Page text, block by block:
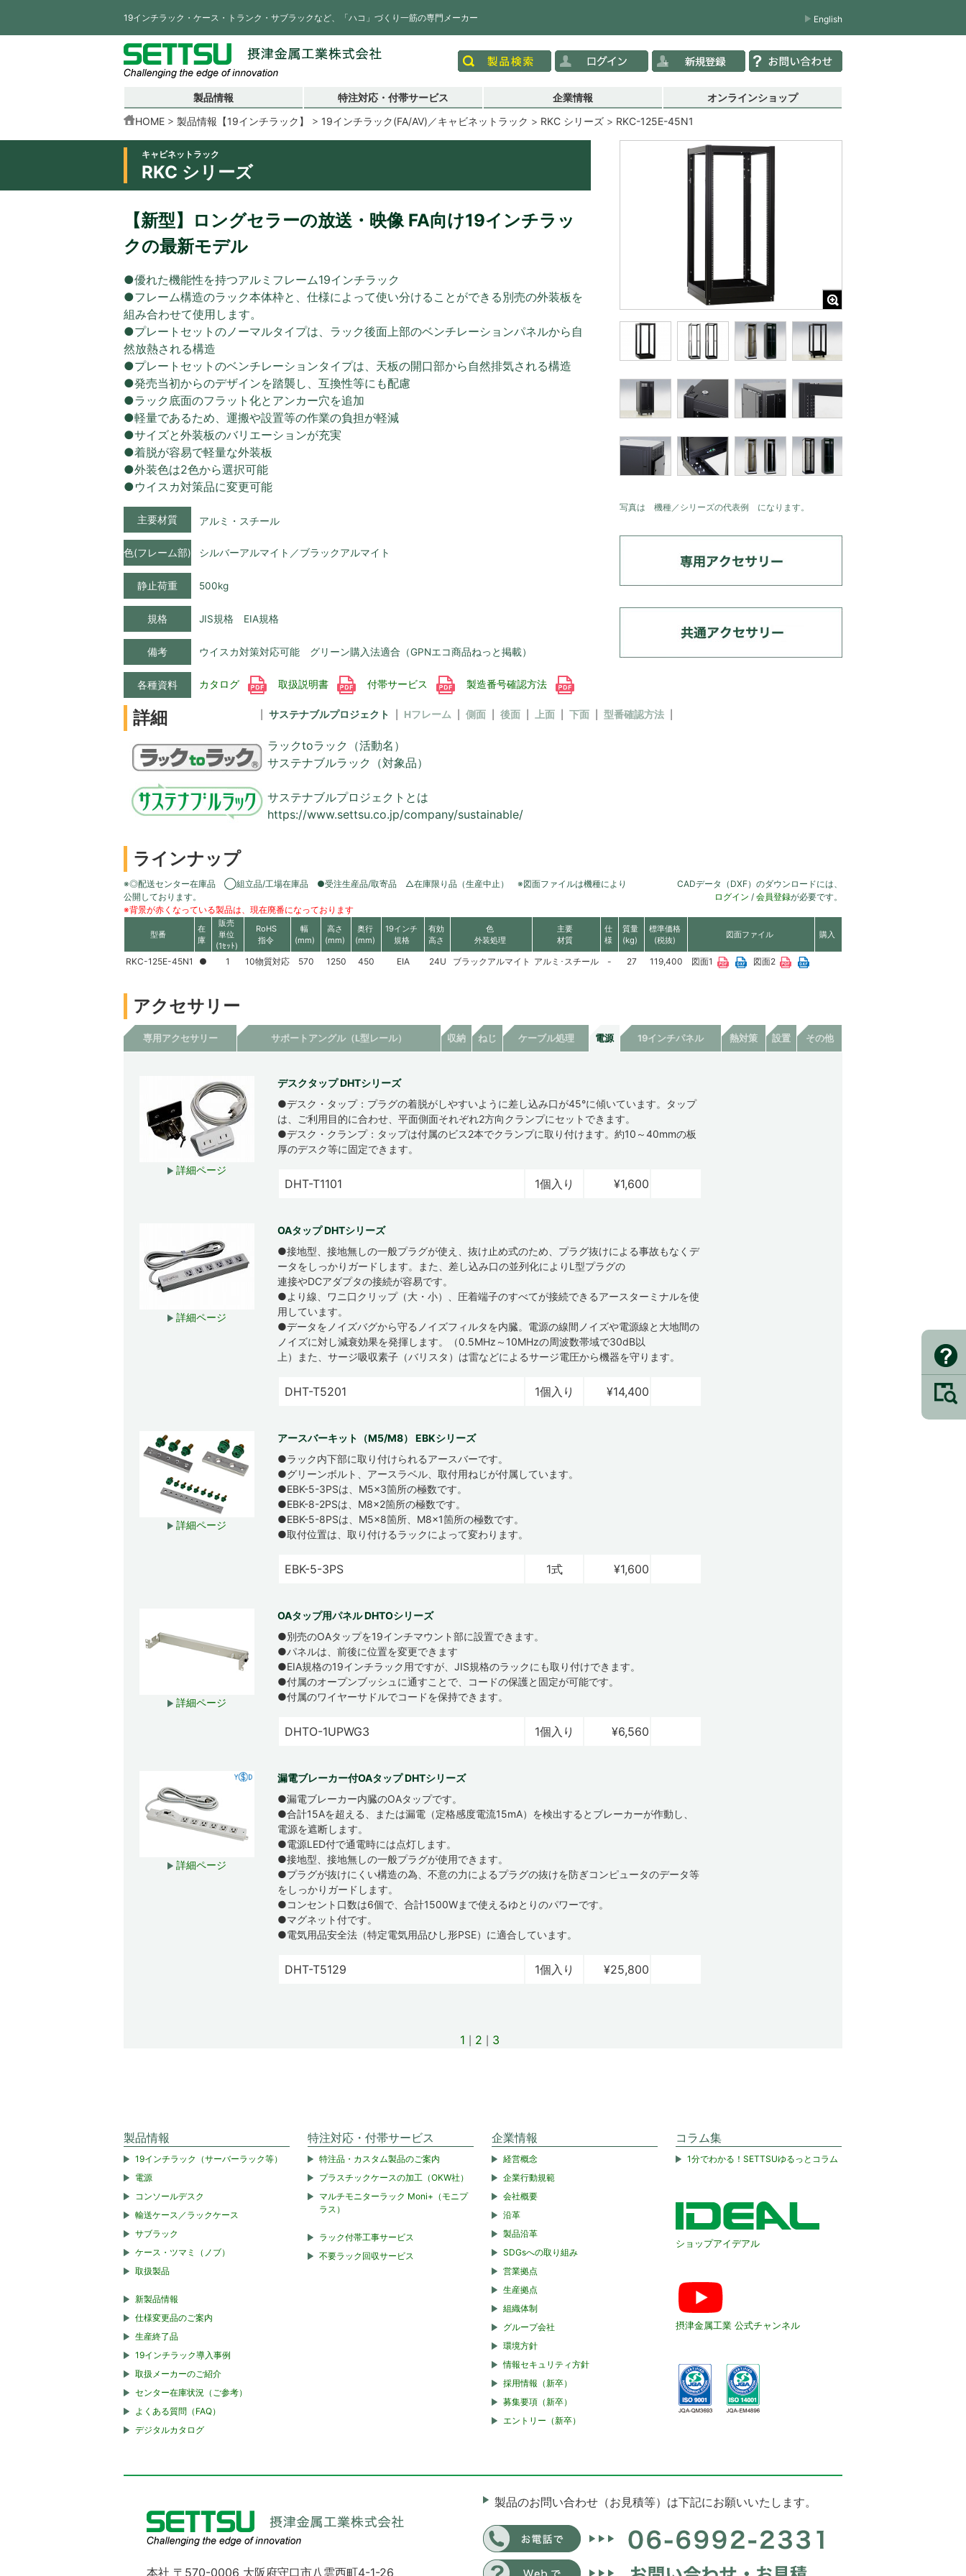
19インチラック・ケース・トランク・サブラックなど、「ハコ」づくり一筋の専門メーカー English
製品情報 特注対応・付帯サービス 企業情報 オンラインショップ
HOME 製品情報【19インチラック】 19インチラック(FA/AV)／キャビネットラック RKC シリーズ RKC-125E-45N1
キャビネットラック
RKC シリーズ
【新型】ロングセラーの放送・映像 FA向け19インチラッ
クの最新モデル
●優れた機能性を持つアルミフレーム19インチラック
●フレーム構造のラック本体枠と、仕様によって使い分けることができる別売の外装板を
組み合わせて使用します。
●プレートセットのノーマルタイプは、ラック後面上部のベンチレーションパネルから自
然放熱される構造
●プレートセットのベンチレーションタイプは、天板の開口部から自然排気される構造
●発売当初からのデザインを踏襲し、互換性等にも配慮
●ラック底面のフラット化とアンカー穴を追加
●軽量であるため、運搬や設置等の作業の負担が軽減
●サイズと外装板のバリエーションが充実
●着脱が容易で軽量な外装板
●外装色は2色から選択可能
●ウイスカ対策品に変更可能
主要材質 アルミ・スチール
色(フレーム部) シルバーアルマイト／ブラックアルマイト
静止荷重 500kg
規格 JIS規格 EIA規格
備考 ウイスカ対策対応可能 グリーン購入法適合（GPNエコ商品ねっと掲載）
各種資料 カタログ 取扱説明書 付帯サービス 製造番号確認方法
写真は 機種／シリーズの代表例 になります。
詳細 サステナブルプロジェクト Hフレーム 側面 後面 上面 下面 型番確認方法
ラックtoラック（活動名）
サステナブルラック（対象品）
サステナブルプロジェクトとは
https://www.settsu.co.jp/company/sustainable/
ラインナップ
※◎配送センター在庫品 ◯組立品/工場在庫品 ●受注生産品/取寄品 △在庫限り品（生産中止） ※図面ファイルは機種により
公開しております。
※背景が赤くなっている製品は、現在廃番になっております
CADデータ（DXF）のダウンロードには、
ログイン / 会員登録が必要です。
型番
在
庫
販売
単位
(1ｾｯﾄ)
RoHS
指令
幅
(mm)
高さ
(mm)
奥行
(mm)
19インチ
規格
有効
高さ
色
外装処理
主要
材質
仕
様
質量
(kg)
標準価格
(税抜)
図面ファイル 購入
RKC-125E-45N1 ● 1 10物質対応 570 1250 450 EIA 24U ブラックアルマイト アルミ･スチール - 27 119,400 図面1 図面2
アクセサリー
専用アクセサリー サポートアングル（L型レール） 収納 ねじ ケーブル処理 電源 19インチパネル 熱対策 設置 その他
詳細ページ
デスクタップ DHTシリーズ
●デスク・タップ：プラグの着脱がしやすいように差し込み口が45°に傾いています。タップ
は、ご利用目的に合わせ、平面側面それぞれ2方向クランプにセットできます。
●デスク・クランプ：タップは付属のビス2本でクランプに取り付けます。約10～40mmの板
厚のデスク等に固定できます。
DHT-T1101 1個入り ¥1,600
詳細ページ
OAタップ DHTシリーズ
●接地型、接地無しの一般プラグが使え、抜け止め式のため、プラグ抜けによる事故もなくデ
ータをしっかりガードします。また、差し込み口の並列化によりL型プラグの
連接やDCアダプタの接続が容易です。
●より線、ワニ口クリップ（大・小）、圧着端子のすべてが接続できるアースターミナルを使
用しています。
●データをノイズバグから守るノイズフィルタを内臓。電源の線間ノイズや電源線と大地間の
ノイズに対し減衰効果を発揮します。（0.5MHz～10MHzの周波数帯域で30dB以
上）また、サージ吸収素子（バリスタ）は雷などによるサージ電圧から機器を守ります。
DHT-T5201 1個入り ¥14,400
詳細ページ
アースバーキット（M5/M8） EBKシリーズ
●ラック内下部に取り付けられるアースバーです。
●グリーンボルト、アースラベル、取付用ねじが付属しています。
●EBK-5-3PSは、M5×3箇所の極数です。
●EBK-8-2PSは、M8×2箇所の極数です。
●EBK-5-8PSは、M5×8箇所、M8×1箇所の極数です。
●取付位置は、取り付けるラックによって変わります。
EBK-5-3PS 1式 ¥1,600
詳細ページ
OAタップ用パネル DHTOシリーズ
●別売のOAタップを19インチマウント部に設置できます。
●パネルは、前後に位置を変更できます
●EIA規格の19インチラック用ですが、JIS規格のラックにも取り付けできます。
●付属のオープンブッシュに通すことで、コードの保護と固定が可能です。
●付属のワイヤーサドルでコードを保持できます。
DHTO-1UPWG3 1個入り ¥6,560
詳細ページ
漏電ブレーカー付OAタップ DHTシリーズ
●漏電ブレーカー内臓のOAタップです。
●合計15Aを超える、または漏電（定格感度電流15mA）を検出するとブレーカーが作動し、
電源を遮断します。
●電源LED付で通電時には点灯します。
●接地型、接地無しの一般プラグが使用できます。
●プラグが抜けにくい構造の為、不意の力によるプラグの抜けを防ぎコンピュータのデータ等
をしっかりガードします。
●コンセント口数は6個で、合計1500Wまで使えるゆとりのパワーです。
●マグネット付です。
●電気用品安全法（特定電気用品ひし形PSE）に適合しています。
DHT-T5129 1個入り ¥25,800
1 2 3
製品情報
19インチラック（サーバーラック等）
電源
コンソールデスク
輸送ケース／ラックケース
サブラック
ケース・ツマミ（ノブ）
取扱製品
新製品情報
仕様変更品のご案内
生産終了品
19インチラック導入事例
取扱メーカーのご紹介
センター在庫状況（ご参考）
よくある質問（FAQ）
デジタルカタログ
特注対応・付帯サービス
特注品・カスタム製品のご案内
プラスチックケースの加工（OKW社）
マルチモニターラック Moni+（モニプ
ラス）
ラック付帯工事サービス
不要ラック回収サービス
企業情報
経営概念
企業行動規範
会社概要
沿革
製品沿革
SDGsへの取り組み
営業拠点
生産拠点
組織体制
グループ会社
環境方針
情報セキュリティ方針
採用情報（新卒）
募集要項（新卒）
エントリー（新卒）
コラム集
1分でわかる！SETTSUゆるっとコラム
ショップアイデアル
摂津金属工業 公式チャンネル
本社 〒570-0006 大阪府守口市八雲西町4-1-26
製品のお問い合わせ（お見積等）は下記にお願いいたします。